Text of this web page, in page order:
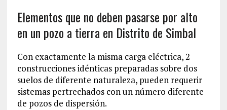
Elementos que no deben pasarse por alto
en un pozo a tierra en Distrito de Simbal
Con exactamente la misma carga eléctrica, 2
construcciones idénticas preparadas sobre dos
suelos de diferente naturaleza, pueden requerir
sistemas pertrechados con un número diferente
de pozos de dispersión.